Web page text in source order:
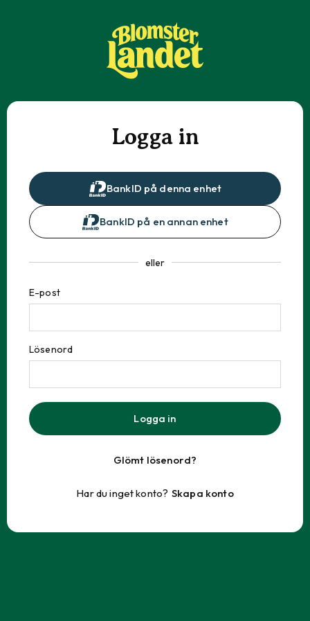
Logga in
BankID på denna enhet
BankID på en annan enhet
eller
E-post
Lösenord
Logga in
Glömt lösenord?
Har du inget konto? Skapa konto